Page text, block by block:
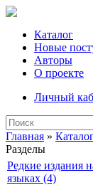
Каталог
Новые
Авторы
О проекте
Личный
Главная »
Разделы
Редкие издания
языках (4)